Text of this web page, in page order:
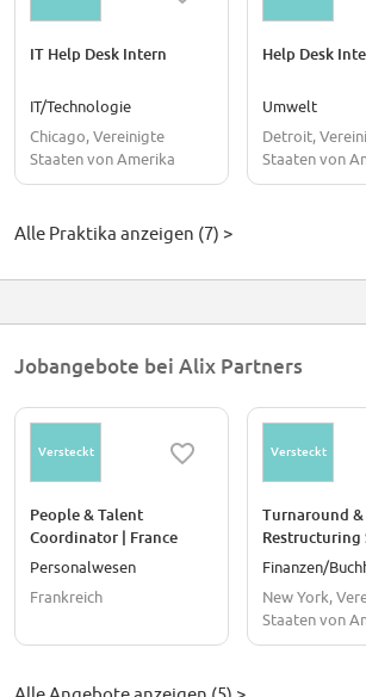
IT Help Desk Intern
IT/Technologie
Chicago, Vereinigte
Staaten von Amerika
Help Desk
Umwelt
Detroit,
Staaten von
Alle Praktika anzeigen (7) >
Jobangebote bei Alix Partners
Versteckt
People & Talent
Coordinator | France
Personalwesen
Frankreich
Versteckt
Turnaround &
Restructuring
Analyst
Finanzen/
New York,
Staaten von